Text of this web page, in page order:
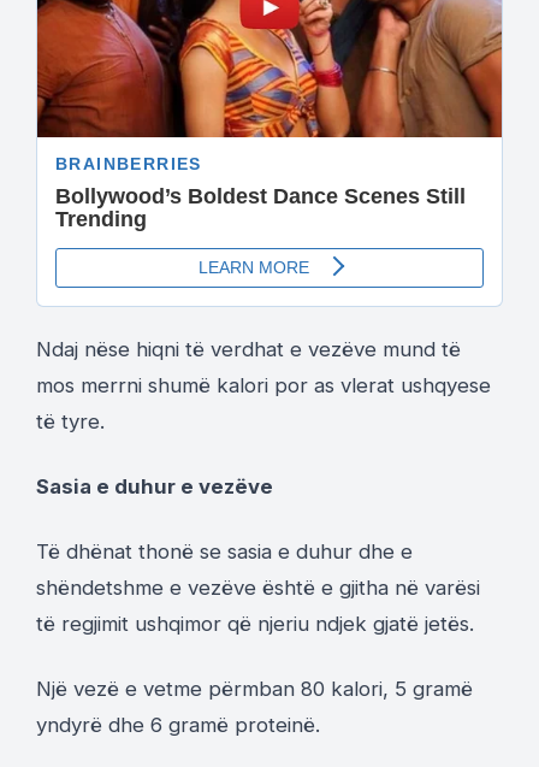
Ndaj nëse hiqni të verdhat e vezëve mund të
mos merrni shumë kalori por as vlerat ushqyese
të tyre.
Sasia e duhur e vezëve
Të dhënat thonë se sasia e duhur dhe e
shëndetshme e vezëve është e gjitha në varësi
të regjimit ushqimor që njeriu ndjek gjatë jetës.
Një vezë e vetme përmban 80 kalori, 5 gramë
yndyrë dhe 6 gramë proteinë.